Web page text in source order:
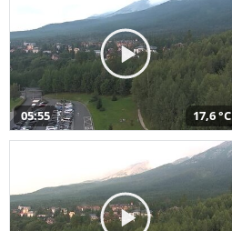
05:55 17,6 °C